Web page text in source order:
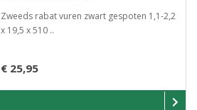
Zweeds rabat vuren zwart gespoten 1,1-2,2
x 19,5 x 510 ..
€ 25,95